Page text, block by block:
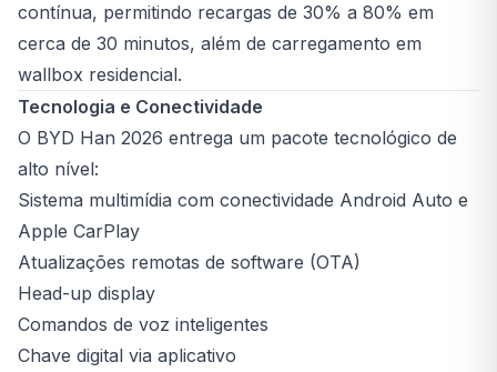
contínua, permitindo recargas de 30% a 80% em
cerca de 30 minutos, além de carregamento em
wallbox residencial.
Tecnologia e Conectividade
O BYD Han 2026 entrega um pacote tecnológico de
alto nível:
Sistema multimídia com conectividade Android Auto e
Apple CarPlay
Atualizações remotas de software (OTA)
Head-up display
Comandos de voz inteligentes
Chave digital via aplicativo